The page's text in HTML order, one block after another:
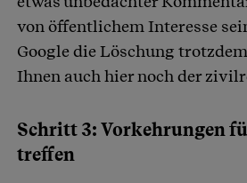
von öffentlichem Interesse
Google die Löschung
Ihnen auch hier noch der
Schritt 3: Vorkehrungen
treffen